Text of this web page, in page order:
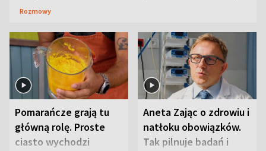
Rozmowy
Pomarańcze grają tu
główną rolę. Proste
ciasto wychodzi
Aneta Zając o zdrowiu i
natłoku obowiązków.
Tak pilnuje badań i